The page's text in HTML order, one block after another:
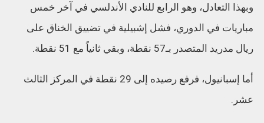
وبهذا التعادل، وهو الرابع للنادي الأندلسي في آخر خمس
مباريات في الدوري، فشل إشبيلية في تضييق الخناق على
ريال مدريد المتصدر بـ57 نقطة، وبقي ثانياً مع 51 نقطة.
أما إسبانيول، فرفع رصيده إلى 29 نقطة في المركز الثالث
عشر.